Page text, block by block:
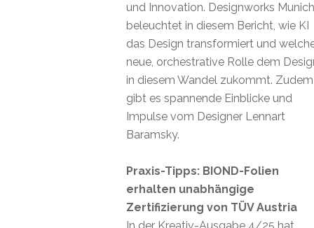
und Innovation. Designworks Munich
beleuchtet in diesem Bericht, wie KI
das Design transformiert und
neue, orchestrative Rolle dem
in diesem Wandel zukommt. Zudem
gibt es spannende Einblicke und
Impulse vom Designer Lennart
Baramsky.
Praxis-Tipps: BIOND-Folien
erhalten unabhängige
Zertifizierung von TÜV Austria